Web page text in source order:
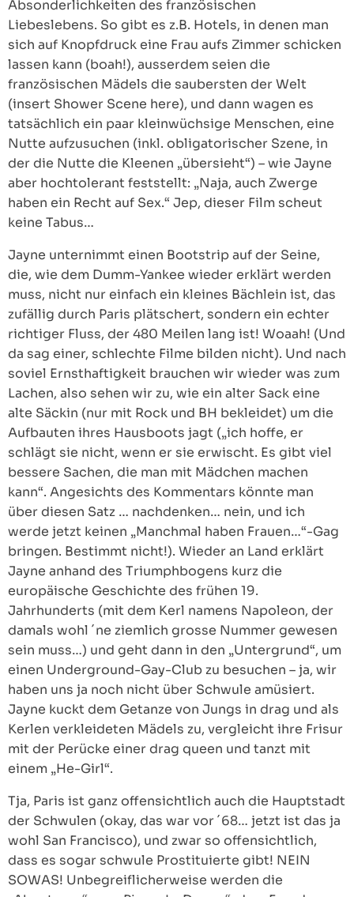
Absonderlichkeiten des französischen
Liebeslebens. So gibt es z.B. Hotels, in denen man
sich auf Knopfdruck eine Frau aufs Zimmer schicken
lassen kann (boah!), ausserdem seien die
französischen Mädels die saubersten der Welt
(insert Shower Scene here), und dann wagen es
tatsächlich ein paar kleinwüchsige Menschen, eine
Nutte aufzusuchen (inkl. obligatorischer Szene, in
der die Nutte die Kleenen „übersieht“) – wie Jayne
aber hochtolerant feststellt: „Naja, auch Zwerge
haben ein Recht auf Sex.“ Jep, dieser Film scheut
keine Tabus…
Jayne unternimmt einen Bootstrip auf der Seine,
die, wie dem Dumm-Yankee wieder erklärt werden
muss, nicht nur einfach ein kleines Bächlein ist, das
zufällig durch Paris plätschert, sondern ein echter
richtiger Fluss, der 480 Meilen lang ist! Woaah! (Und
da sag einer, schlechte Filme bilden nicht). Und nach
soviel Ernsthaftigkeit brauchen wir wieder was zum
Lachen, also sehen wir zu, wie ein alter Sack eine
alte Säckin (nur mit Rock und BH bekleidet) um die
Aufbauten ihres Hausboots jagt („ich hoffe, er
schlägt sie nicht, wenn er sie erwischt. Es gibt viel
bessere Sachen, die man mit Mädchen machen
kann“. Angesichts des Kommentars könnte man
über diesen Satz … nachdenken… nein, und ich
werde jetzt keinen „Manchmal haben Frauen…“-Gag
bringen. Bestimmt nicht!). Wieder an Land erklärt
Jayne anhand des Triumphbogens kurz die
europäische Geschichte des frühen 19.
Jahrhunderts (mit dem Kerl namens Napoleon, der
damals wohl ´ne ziemlich grosse Nummer gewesen
sein muss…) und geht dann in den „Untergrund“, um
einen Underground-Gay-Club zu besuchen – ja, wir
haben uns ja noch nicht über Schwule amüsiert.
Jayne kuckt dem Getanze von Jungs in drag und als
Kerlen verkleideten Mädels zu, vergleicht ihre Frisur
mit der Perücke einer drag queen und tanzt mit
einem „He-Girl“.
Tja, Paris ist ganz offensichtlich auch die Hauptstadt
der Schwulen (okay, das war vor ´68… jetzt ist das ja
wohl San Francisco), und zwar so offensichtlich,
dass es sogar schwule Prostituierte gibt! NEIN
SOWAS! Unbegreiflicherweise werden die